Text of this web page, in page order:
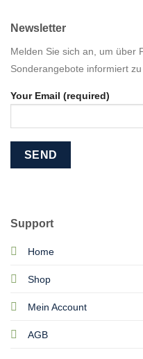
Support
Home
Shop
Mein Account
AGB
Newsletter
Melden Sie sich an, um über
Sonderangebote informiert zu
Your Email (required)